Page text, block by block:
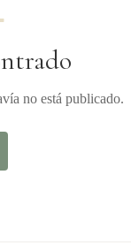
no está publicado.